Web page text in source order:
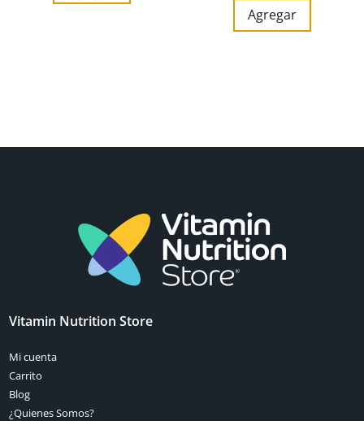
Agregar
Vitamin Nutrition Store
Mi cuenta
Carrito
Blog
¿Quienes Somos?